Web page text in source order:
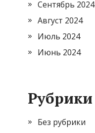
Сентябрь 2024
Август 2024
Июль 2024
Июнь 2024
Рубрики
Без рубрики